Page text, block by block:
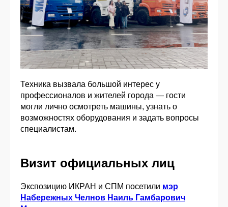
Техника вызвала большой интерес у
профессионалов и жителей города — гости
могли лично осмотреть машины, узнать о
возможностях оборудования и задать вопросы
специалистам.
Визит официальных лиц
Экспозицию ИКРАН и СПМ посетили мэр
Набережных Челнов Наиль Гамбарович